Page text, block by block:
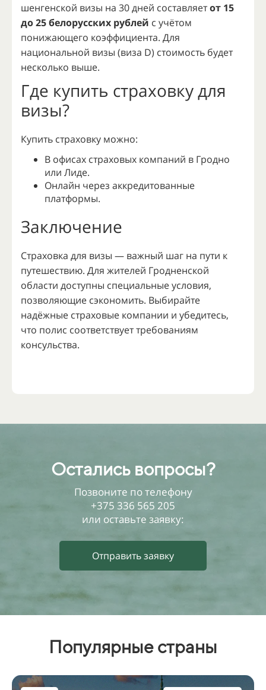
шенгенской визы на 30 дней составляетот 15
до 25 белорусских рублей с учётом
понижающего коэффициента. Для
национальной визы (виза D) стоимость будет
несколько выше.
Где купить страховку для
визы?
Купить страховку можно:
В офисах страховых компаний в Гродно
или Лиде.
Онлайн через аккредитованные
платформы.
Заключение
Страховка для визы — важный шаг на пути к
путешествию. Для жителей Гродненской
области доступны специальные условия,
позволяющие сэкономить. Выбирайте
надёжные страховые компании и убедитесь,
что полис соответствует требованиям
консульства.
Остались вопросы?
Позвоните по телефону
+375 336 565 205
или оставьте заявку:
Отправить заявку
Популярные страны